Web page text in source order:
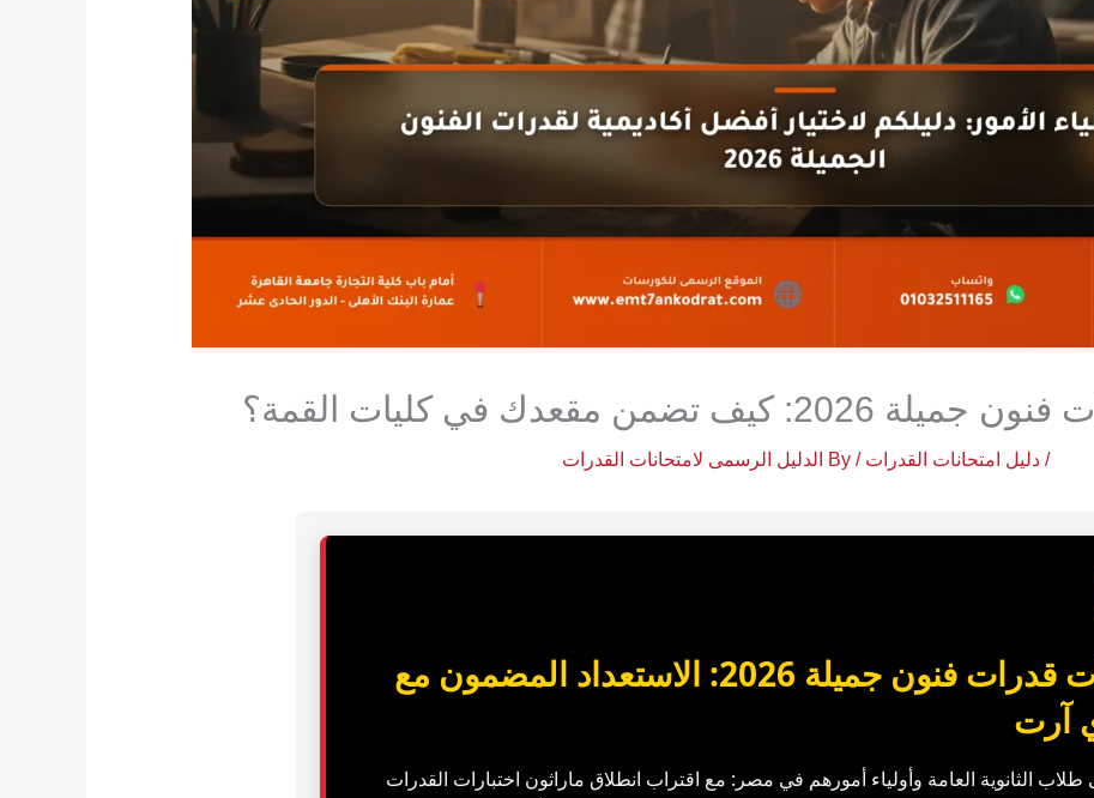
تضمن مقعدك في كليات القمة؟
/دليل امتحانات القدرات / By الدليل الرسمى لامتحانات القدرات
دليل امتحانات قدرات فنون جميلة 2026: الاستعداد المضمون مع
آرت
الثانوية العامة وأولياء أمورهم في مصر: مع اقتراب انطلاق ماراثون اختبارات القدرات